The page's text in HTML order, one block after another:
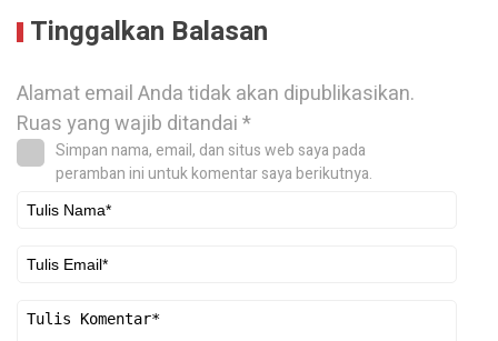
Tinggalkan Balasan
Alamat email Anda tidak akan dipublikasikan.
Ruas yang wajib ditandai*
Simpan nama, email, dan situs web saya pada
peramban ini untuk komentar saya berikutnya.